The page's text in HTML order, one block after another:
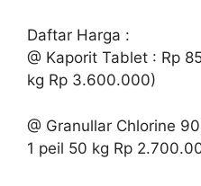
Daftar Harga :
@ Kaporit Tablet : Rp
kg Rp 3.600.000)
@ Granullar Chlorine
1 peil 50 kg Rp